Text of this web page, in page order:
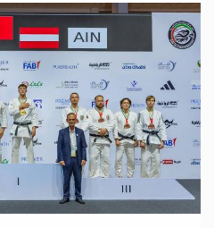
Fiscale
News
FAQ
fiscali